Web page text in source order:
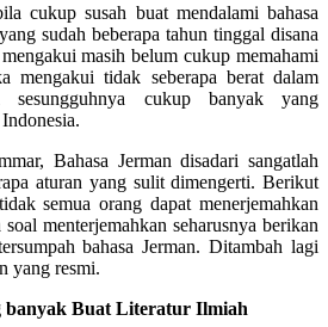
cukup susah buat mendalami bahasa
sudah beberapa tahun tinggal disana
masih belum cukup memahami
mengakui tidak seberapa berat dalam
sesungguhnya cukup banyak yang
Bahasa Jerman disadari sangatlah
aturan yang sulit dimengerti. Berikut
semua orang dapat menerjemahkan
menterjemahkan seharusnya berikan
bahasa Jerman. Ditambah lagi
yang resmi.
banyak Buat Literatur Ilmiah